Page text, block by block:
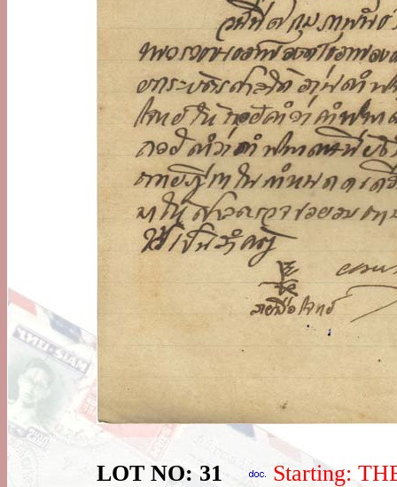
LOT NO: 31
Starting: